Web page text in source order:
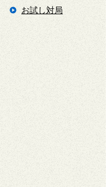
お試し対局